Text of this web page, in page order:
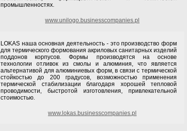
промышленностях.
www.unilogo.businesscompanies.pl
LOKAS наша основная деятельность - это производство форм
для термического формования акриловых санитарных изделий
поддонов корпусов. Формы производятся на основе
технологии отливок из смолы и алюминия, что является
альтернативой для алюминиевых форм, в связи с термической
стойкостью до 200 градусов, возможностью применения
термической стабилизации благодаря хорошей тепловой
проводимости, быстротой изготовления, привлекательной
стоимостью.
www.lokas.businesscompanies.pl